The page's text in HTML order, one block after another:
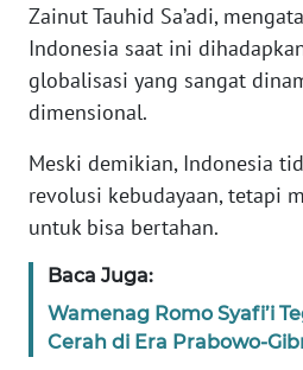
Zainut Tauhid Sa’adi,
Indonesia saat ini
globalisasi yang sangat
dimensional.
Meski demikian, Indonesia
revolusi kebudayaan, tetapi
untuk bisa bertahan.
Baca Juga:
Wamenag Romo Syafi’i
Cerah di Era Prabowo-
EDITORIAL
Informasi
BERITA
KONTAK
INFO
IKLAN